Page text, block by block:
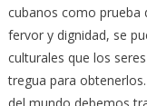
cubanos como prueba
fervor y dignidad, se
culturales que los
tregua para